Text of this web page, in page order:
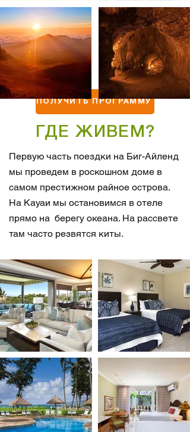
ПОЛУЧИТЬ ПРОГРАММУ
ГДЕ ЖИВЕМ?
Первую часть поездки на Биг-Айленд
мы проведем в роскошном доме в
самом престижном райное острова.
На Кауаи мы остановимся в отеле
прямо на берегу океана. На рассвете
там часто резвятся киты.